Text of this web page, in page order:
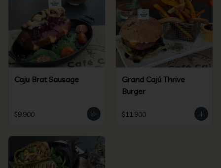
Caju Brat Sausage
$9.900
Grand Cajú Thrive
Burger
$11.900